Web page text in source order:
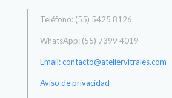
Teléfono: (55) 5425 8126
WhatsApp: (55) 7399 4019
Email: contacto@ateliervitrales.com
Aviso de privacidad